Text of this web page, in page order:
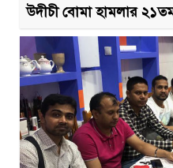
উদীচী বোমা হামলার ২১তম